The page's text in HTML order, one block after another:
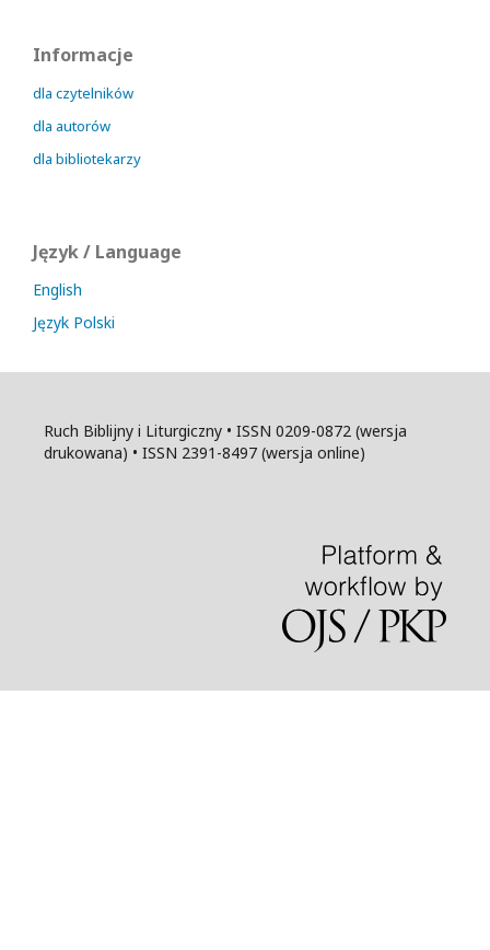
Informacje
dla czytelników
dla autorów
dla bibliotekarzy
Język / Language
English
Język Polski
Ruch Biblijny i Liturgiczny • ISSN 0209-0872 (wersja
drukowana) • ISSN 2391-8497 (wersja online)